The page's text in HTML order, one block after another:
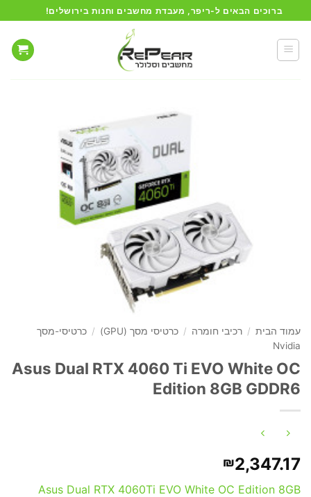
to
content
ברוכים הבאים ל-ריפר, מעבדת מחשבים וחנות בירושלים!
עמוד הבית / רכיבי חומרה / כרטיסי מסך (GPU) / כרטיסי-מסך
Nvidia
Asus Dual RTX 4060 Ti EVO White OC
Edition 8GB GDDR6
₪2,347.17
Asus Dual RTX 4060Ti EVO White OC Edition 8GB